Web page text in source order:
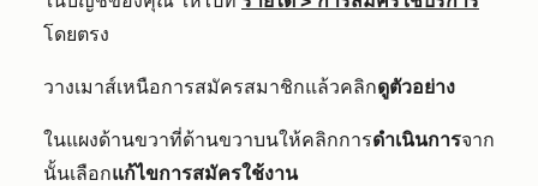
โดยตรง
วางเมาส์เหนือการสมัครสมาชิกแล้วคลิกดูตัวอย่าง
ในแผงด้านขวาที่ด้านขวาบนให้คลิกการดำเนินการจาก
นั้นเลือกแก้ไขการสมัครใช้งาน